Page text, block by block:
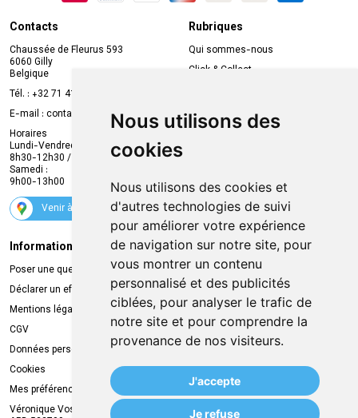
Nous utilisons des
cookies
Nous utilisons des cookies et
d'autres technologies de suivi
pour améliorer votre expérience
de navigation sur notre site, pour
vous montrer un contenu
personnalisé et des publicités
ciblées, pour analyser le trafic de
notre site et pour comprendre la
provenance de nos visiteurs.
J'accepte
Je refuse
Contacts
Chaussée de Fleurus 593
6060 Gilly
Belgique
Tél. : +32 71 41 32 10
E-mail : contact
mvapharma.be
Horaires
Lundi-Vendredi :
8h30-12h30 / 13h30-18h30
Samedi :
9h00-13h00
Venir à la pharmacie
Rubriques
Qui sommes-nous
Click & Collect
Compte professionnel
Envoi d’ordonnance
Suivez-nous
Informations légales
Poser une question
Déclarer un effet indésirable
Mentions légales
CGV
Données personnelles
Cookies
Mes préférences Cookies
Véronique Vos
Livraison
Retrait à la pharmacie
Livraison chez vous
Livraison dans un Point Relais